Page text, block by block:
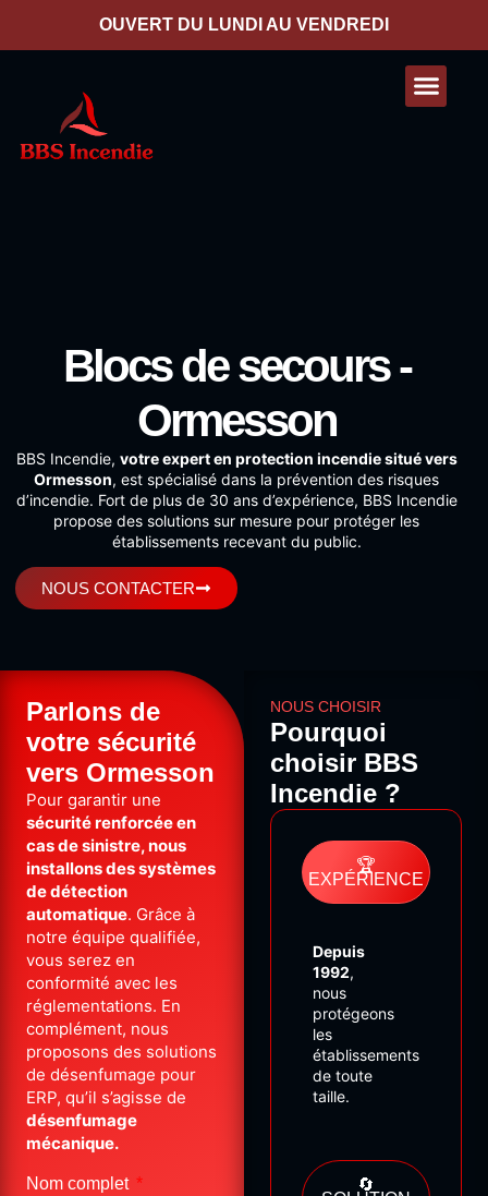
OUVERT DU LUNDI AU VENDREDI
Blocs de secours -
Ormesson
BBS Incendie, votre expert en protection incendie situé vers
Ormesson, est spécialisé dans la prévention des risques
d’incendie. Fort de plus de 30 ans d’expérience, BBS Incendie
propose des solutions sur mesure pour protéger les
établissements recevant du public.
NOUS CONTACTER
Parlons de
votre sécurité
vers Ormesson
Pour garantir une
sécurité renforcée en
cas de sinistre, nous
installons des systèmes
de détection
automatique. Grâce à
notre équipe qualifiée,
vous serez en
conformité avec les
réglementations. En
complément, nous
proposons des solutions
de désenfumage pour
ERP, qu’il s’agisse de
désenfumage
mécanique.
Nom complet
NOUS CHOISIR
Pourquoi
choisir BBS
Incendie ?
🏆
EXPÉRIENCE
🔄
Depuis
1992,
nous
protégeons
les
établissements
de toute
taille.